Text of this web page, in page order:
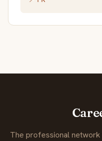
The professional